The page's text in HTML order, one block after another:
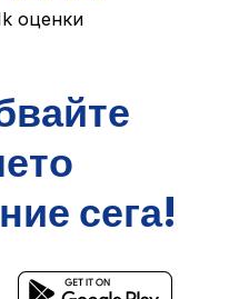
оценки
сега!